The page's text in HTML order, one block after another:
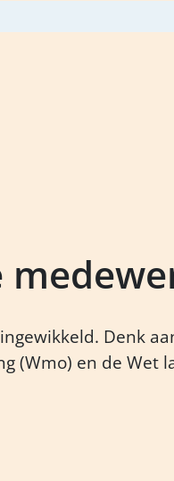
Denk
(Wmo) en de Wet